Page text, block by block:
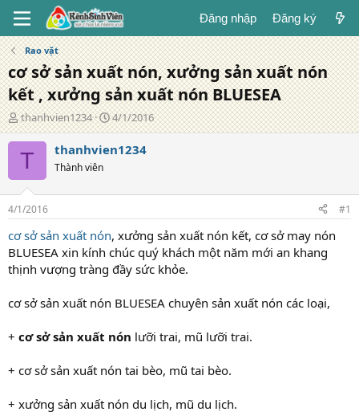
Đăng nhập Đăng ký
Rao vặt
cơ sở sản xuất nón, xưởng sản xuất nón
kết , xưởng sản xuất nón BLUESEA
T
á
c
ả
thanhvien1234
N
g
à
g
4/1/2016
T thanhvien1234
Thành viên
4/1/2016 #1
cơ sở sản xuất nón, xưởng sản xuất nón kết, cơ sở may nón
BLUESEA xin kính chúc quý khách một năm mới an khang
thịnh vượng tràng đầy sức khỏe.
cơ sở sản xuất nón BLUESEA chuyên sản xuất nón các loại,
+ cơ sở sản xuất nón lưỡi trai, mũ lưỡi trai.
+ cơ sở sản xuất nón tai bèo, mũ tai bèo.
+ xưởng sản xuất nón du lịch, mũ du lịch.